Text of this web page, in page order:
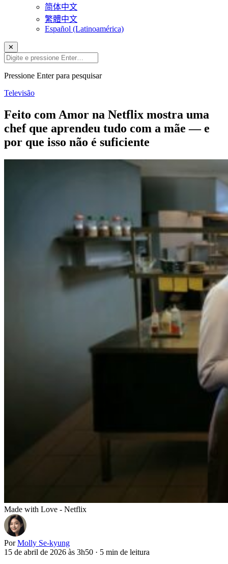
简体中文
繁體中文
Español (Latinoamérica)
✕
Pressione Enter para pesquisar
Televisão
Feito com Amor na Netflix mostra uma
chef que aprendeu tudo com a mãe — e
por que isso não é suficiente
Made with Love - Netflix
Por Molly Se-kyung
15 de abril de 2026 às 3h50 · 5 min de leitura